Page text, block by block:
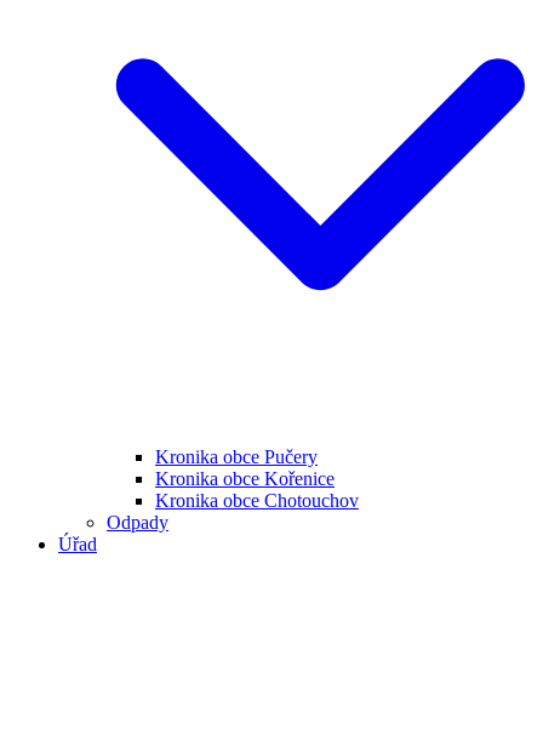
Kronika obce Pučery
Kronika obce Kořenice
Kronika obce Chotouchov
Odpady
Úřad